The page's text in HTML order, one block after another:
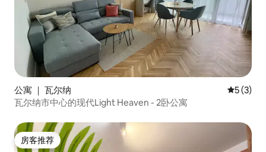
公寓 ｜ 瓦尔纳 平均评分
5 (3)
瓦尔纳市中心的现代Light Heaven - 2卧公寓
房客推荐
房客推荐